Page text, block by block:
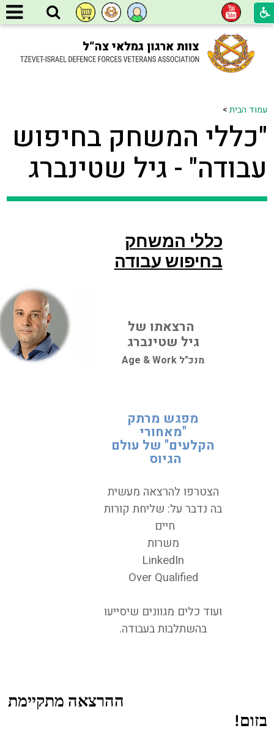
עמוד הבית>
"כללי המשחק בחיפוש
עבודה" - גיל שטינברג
כללי המשחק
בחיפוש עבודה
הרצאתו של
גיל שטינברג
מנכ"ל Age & Work
מפגש מרתק
"מאחורי
הקלעים" של עולם
הגיוס
הצטרפו להרצאה מעשית
בה נדבר על: שליחת קורות
חיים
משרות
LinkedIn
Over Qualified
ועוד כלים מגוונים שיסייעו
בהשתלבות בעבודה.
ההרצאה מתקיימת
בזום!